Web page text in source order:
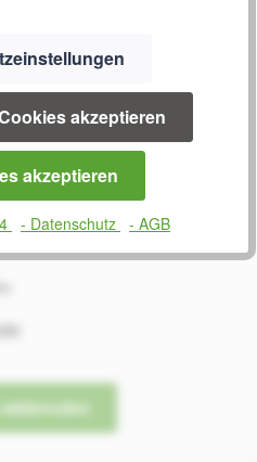
akzeptieren
akzeptieren
- Datenschutz - AGB